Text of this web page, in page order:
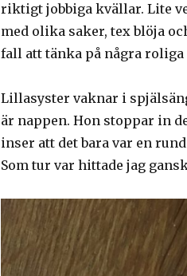
riktigt jobbiga kvällar. Lite
med olika saker, tex blöja
fall att tänka på några
Lillasyster vaknar i
är nappen. Hon stoppar in
inser att det bara var en
Som tur var hittade jag